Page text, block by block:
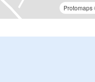
Protomaps